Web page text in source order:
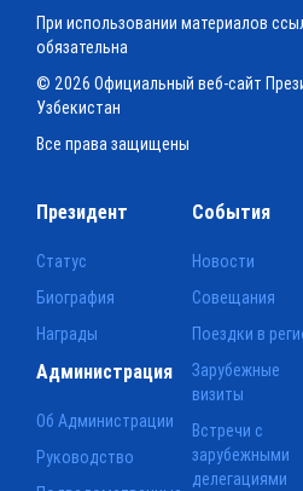
При использовании материалов
обязательна
© 2026 Официальный веб-сайт
Узбекистан
Все права защищены
Президент
Статус
Биография
Награды
События
Новости
Совещания
Поездки в
Зарубежные
визиты
Встречи с
зарубежными
делегациями
Администрация
Об Администрации
Руководство